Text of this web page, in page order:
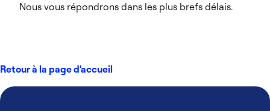
Nous vous répondrons dans les plus brefs délais.
Retour à la page d'accueil